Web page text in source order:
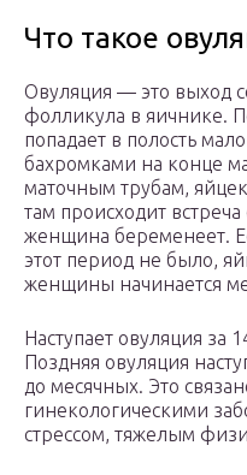
Что такое
Овуляция — это выход
фолликула в яичнике.
попадает в полость
бахромками на конце
маточным трубам,
там происходит
женщина беременеет.
этот период не было,
женщины начинается
Наступает овуляция за
Поздняя овуляция
до месячных. Это
гинекологическими
стрессом, тяжелым